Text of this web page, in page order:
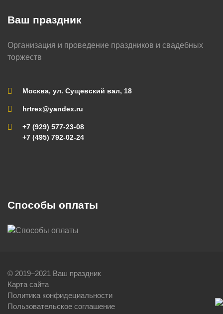
Ваш праздник
Организация и проведение праздников и свадебных
торжеств
Москва, ул. Сущевский вал, 18
hrtrex@yandex.ru
+7 (929) 577-23-08
+7 (495) 792-02-24
Способы оплаты
© 2019–2021 Ваш праздник
Карта сайта
Политика конфидециальности
Пользовательское соглашение